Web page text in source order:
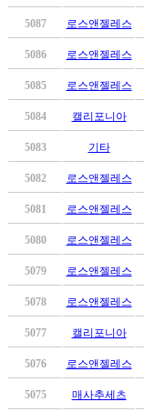
임
절
코
리
뉴
신
제
무
5087 로스앤젤레스
5086 로스앤젤레스
5085 로스앤젤레스
5084 캘리포니아
5083 기타
5082 로스앤젤레스
5081 로스앤젤레스
5080 로스앤젤레스
5079 로스앤젤레스
5078 로스앤젤레스
5077 캘리포니아
5076 로스앤젤레스
5075 매사추세츠